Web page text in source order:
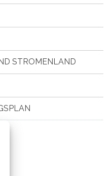
STROMENLAND